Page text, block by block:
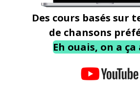
Des cours basés sur
de chansons
Eh ouais, on a ça